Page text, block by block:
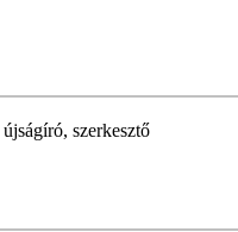
szerkesztő